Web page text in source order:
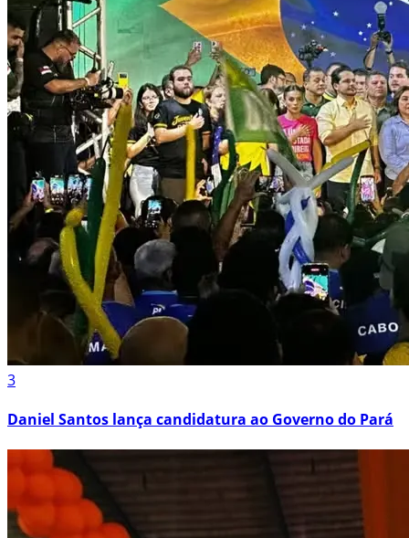
3
Daniel Santos lança candidatura ao Governo do Pará